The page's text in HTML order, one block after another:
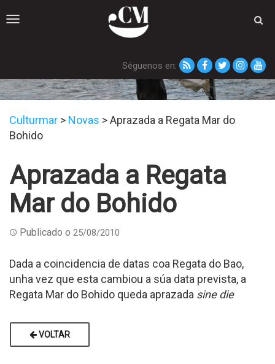
Toggle
Séguenos en:
Novas
Culturmar > Novas >Aprazada a Regata Mar do
Bohido
Aprazada a Regata
Mar do Bohido
Publicado o 25/08/2010
Dada a coincidencia de datas coa Regata do Bao,
unha vez que esta cambiou a súa data prevista, a
Regata Mar do Bohido queda aprazada sine die
VOLTAR